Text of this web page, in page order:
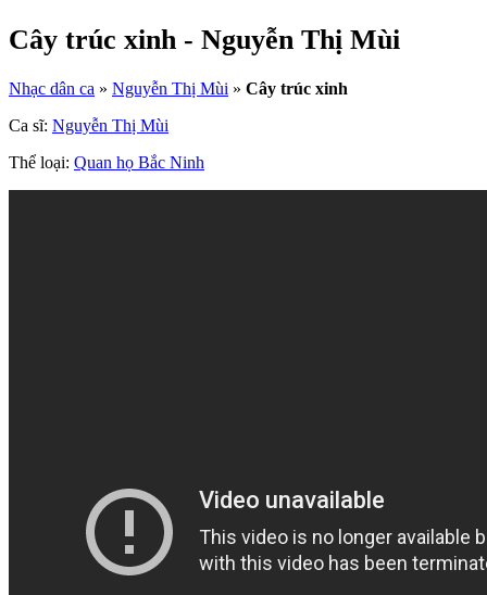
Cây trúc xinh - Nguyễn Thị Mùi
Nhạc dân ca » Nguyễn Thị Mùi » Cây trúc xinh
Ca sĩ: Nguyễn Thị Mùi
Thể loại: Quan họ Bắc Ninh